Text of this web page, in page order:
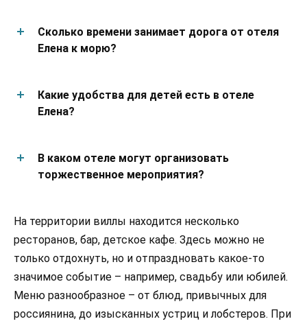
Сколько времени занимает дорога от отеля
Елена к морю?
Какие удобства для детей есть в отеле
Елена?
В каком отеле могут организовать
торжественное мероприятия?
На территории виллы находится несколько
ресторанов, бар, детское кафе. Здесь можно не
только отдохнуть, но и отпраздновать какое-то
значимое событие – например, свадьбу или юбилей.
Меню разнообразное – от блюд, привычных для
россиянина, до изысканных устриц и лобстеров. При